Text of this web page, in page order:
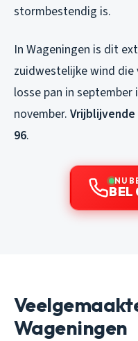
stormbestendig is.
In Wageningen is dit
zuidwestelijke wind die
losse pan in
november. Vrijblijvende
96.
NU
BEL
Wageningen